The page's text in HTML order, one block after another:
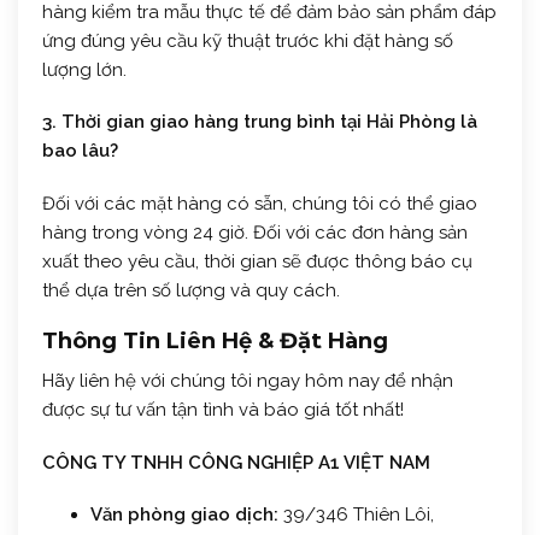
hàng kiểm tra mẫu thực tế để đảm bảo sản phẩm đáp
ứng đúng yêu cầu kỹ thuật trước khi đặt hàng số
lượng lớn.
3. Thời gian giao hàng trung bình tại Hải Phòng là
bao lâu?
Đối với các mặt hàng có sẵn, chúng tôi có thể giao
hàng trong vòng 24 giờ. Đối với các đơn hàng sản
xuất theo yêu cầu, thời gian sẽ được thông báo cụ
thể dựa trên số lượng và quy cách.
Thông Tin Liên Hệ & Đặt Hàng
Hãy liên hệ với chúng tôi ngay hôm nay để nhận
được sự tư vấn tận tình và báo giá tốt nhất!
CÔNG TY TNHH CÔNG NGHIỆP A1 VIỆT NAM
Văn phòng giao dịch: 39/346 Thiên Lôi,